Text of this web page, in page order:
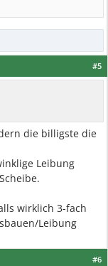
#5
die billigste die
Leibung
wirklich 3-fach
Leibung
#6